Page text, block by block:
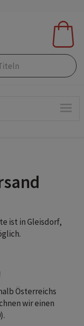
ist in Gleisdorf,
Österreichs
wir einen